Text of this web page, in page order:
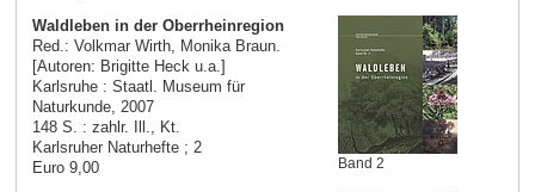
Band 2
Waldleben in der Oberrheinregion
Red.: Volkmar Wirth, Monika Braun.
[Autoren: Brigitte Heck u.a.]
Karlsruhe : Staatl. Museum für
Naturkunde, 2007
148 S. : zahlr. Ill., Kt.
Karlsruher Naturhefte ; 2
Euro 9,00